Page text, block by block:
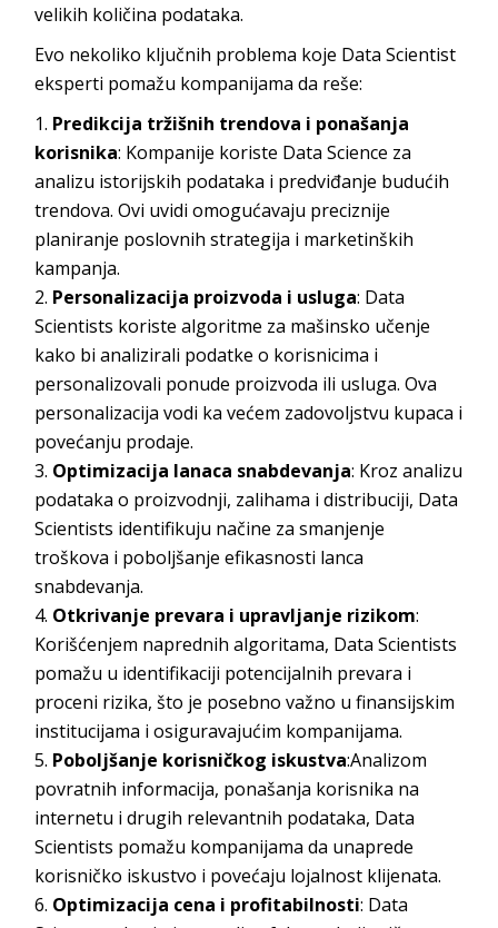
velikih količina podataka.
Evo nekoliko ključnih problema koje Data Scientist
eksperti pomažu kompanijama da reše:
Predikcija tržišnih trendova i ponašanja
korisnika: Kompanije koriste Data Science za
analizu istorijskih podataka i predviđanje budućih
trendova. Ovi uvidi omogućavaju preciznije
planiranje poslovnih strategija i marketinških
kampanja.
Personalizacija proizvoda i usluga: Data
Scientists koriste algoritme za mašinsko učenje
kako bi analizirali podatke o korisnicima i
personalizovali ponude proizvoda ili usluga. Ova
personalizacija vodi ka većem zadovoljstvu kupaca i
povećanju prodaje.
Optimizacija lanaca snabdevanja: Kroz analizu
podataka o proizvodnji, zalihama i distribuciji, Data
Scientists identifikuju načine za smanjenje
troškova i poboljšanje efikasnosti lanca
snabdevanja.
Otkrivanje prevara i upravljanje rizikom:
Korišćenjem naprednih algoritama, Data Scientists
pomažu u identifikaciji potencijalnih prevara i
proceni rizika, što je posebno važno u finansijskim
institucijama i osiguravajućim kompanijama.
Poboljšanje korisničkog iskustva:Analizom
povratnih informacija, ponašanja korisnika na
internetu i drugih relevantnih podataka, Data
Scientists pomažu kompanijama da unaprede
korisničko iskustvo i povećaju lojalnost klijenata.
Optimizacija cena i profitabilnosti: Data